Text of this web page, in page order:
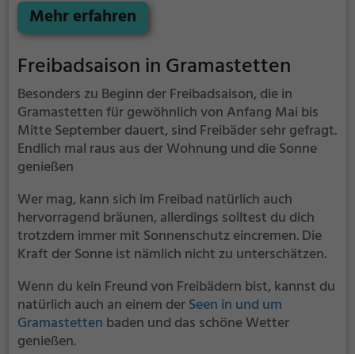
jeder auf seine Kosten. Bei gutem Wetter kann die
Freibadsaison im Freibad Künzing auch verlängert
Website.
Mehr erfahren
Freibadsaison in Gramastetten
Besonders zu Beginn der Freibadsaison, die in
Gramastetten für gewöhnlich von Anfang Mai bis
Mitte September dauert, sind Freibäder sehr gefragt.
Endlich mal raus aus der Wohnung und die Sonne
genießen
Wer mag, kann sich im Freibad natürlich auch
hervorragend bräunen, allerdings solltest du dich
trotzdem immer mit Sonnenschutz eincremen. Die
Kraft der Sonne ist nämlich nicht zu unterschätzen.
Wenn du kein Freund von Freibädern bist, kannst du
natürlich auch an einem derSeen in und um
Gramastetten baden und das schöne Wetter
genießen.